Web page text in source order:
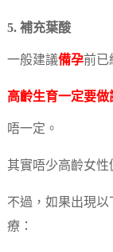
5. 補充葉酸
一般建議備孕前已
高齡生育一定要做
唔一定。
其實唔少高齡女性
不過，如果出現
療：